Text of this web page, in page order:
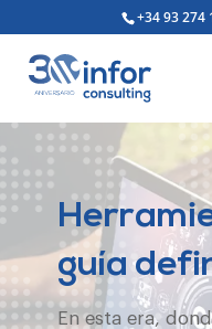
+34 93 274
guía
En esta era,